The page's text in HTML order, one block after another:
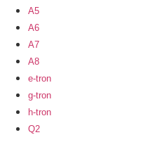
A5
A6
A7
A8
e-tron
g-tron
h-tron
Q2